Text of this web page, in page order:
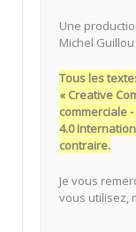
Une
Michel Guillou
Tous les
« Creative
commerciale
4.0
contraire.
Je vous
vous utilisez,